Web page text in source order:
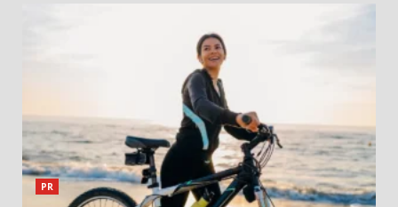
PR